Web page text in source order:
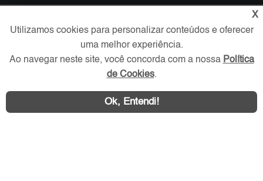
X
Utilizamos cookies para personalizar conteúdos e oferecer
uma melhor experiência.
Ao navegar neste site, você concorda com a nossa Política
de Cookies.
Ok, Entendi!